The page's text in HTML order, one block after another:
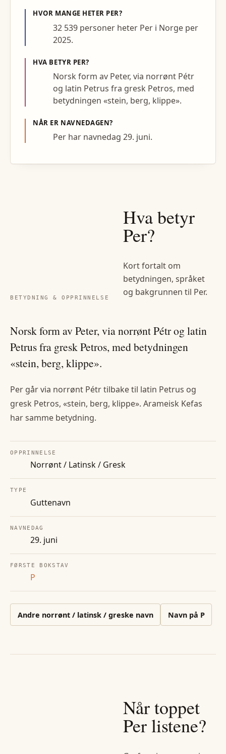
HVOR MANGE HETER PER?
32 539 personer heter Per i Norge per
2025.
HVA BETYR PER?
Norsk form av Peter, via norrønt Pétr
og latin Petrus fra gresk Petros, med
betydningen «stein, berg, klippe».
NÅR ER NAVNEDAGEN?
Per har navnedag 29. juni.
BETYDNING & OPPRINNELSE
Hva betyr
Per?
Kort fortalt om
betydningen, språket
og bakgrunnen til Per.
Norsk form av Peter, via norrønt Pétr og latin
Petrus fra gresk Petros, med betydningen
«stein, berg, klippe».
Per går via norrønt Pétr tilbake til latin Petrus og
gresk Petros, «stein, berg, klippe». Arameisk Kefas
har samme betydning.
OPPRINNELSE
Norrønt / Latinsk / Gresk
TYPE
Guttenavn
NAVNEDAG
29. juni
FØRSTE BOKSTAV
P
Andre norrønt / latinsk / greske navn Navn på P
Når toppet
Perlistene?